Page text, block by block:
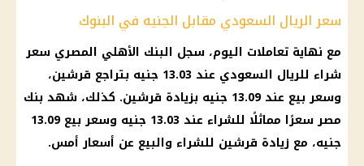
سعر الريال السعودي مقابل الجنيه في البنوك
مع نهاية تعاملات اليوم، سجل البنك الأهلي المصري سعر
شراء للريال السعودي عند 13.03 جنيه بتراجع قرشين،
وسعر بيع عند 13.09 جنيه بزيادة قرشين. كذلك، شهد بنك
مصر سعرًا مماثلًا للشراء عند 13.03 جنيه وسعر بيع 13.09
جنيه، مع زيادة قرشين للشراء والبيع عن أسعار أمس.